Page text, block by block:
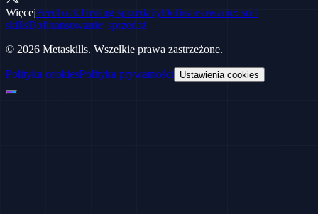
WięcejFeedbackTrening sprzedażyDofinansowanie: soft
skillsDofinansowanie: sprzedaż
© 2026 Metaskills. Wszelkie prawa zastrzeżone.
Polityka cookiesPolityka prywatności Ustawienia cookies